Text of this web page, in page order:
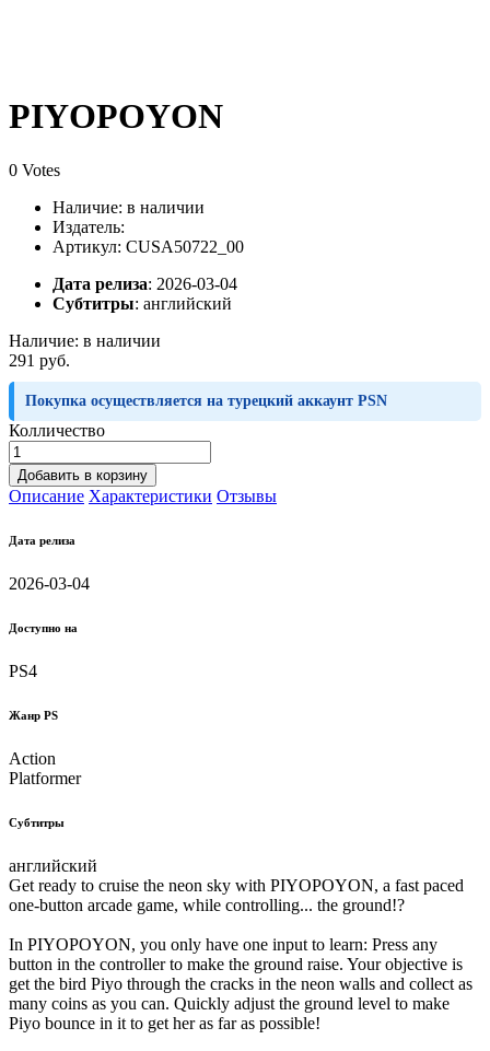
PIYOPOYON
0 Votes
Наличие: в наличии
Издатель:
Артикул: CUSA50722_00
Дата релиза: 2026-03-04
Субтитры: английский
Наличие: в наличии
291 руб.
Покупка осуществляется на турецкий аккаунт PSN
Колличество
Добавить в корзину
Описание Характеристики Отзывы
Дата релиза
2026-03-04
Доступно на
PS4
Жанр PS
Action
Platformer
Субтитры
английский
Get ready to cruise the neon sky with PIYOPOYON, a fast paced
one-button arcade game, while controlling... the ground!?
In PIYOPOYON, you only have one input to learn: Press any
button in the controller to make the ground raise. Your objective is
get the bird Piyo through the cracks in the neon walls and collect as
many coins as you can. Quickly adjust the ground level to make
Piyo bounce in it to get her as far as possible!